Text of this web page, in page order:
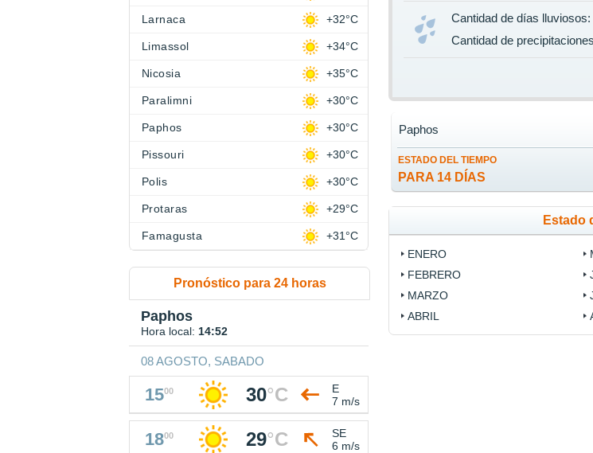
Cantidad de días lluviosos:
Cantidad de
ESTADO DEL TIEMPO
PARA 14 DÍAS
Paphos
Estado
ENERO
FEBRERO
MARZO
ABRIL
Larnaca +32°C
Limassol +34°C
Nicosia +35°C
Paralimni +30°C
Paphos +30°C
Pissouri +30°C
Polis +30°C
Protaras +29°C
Famagusta +31°C
Pronóstico para 24 horas
Paphos
Hora local: 14:52
08 AGOSTO, SABADO
1500 30°C
E
7 m/s
1800 29°C
SE
6 m/s